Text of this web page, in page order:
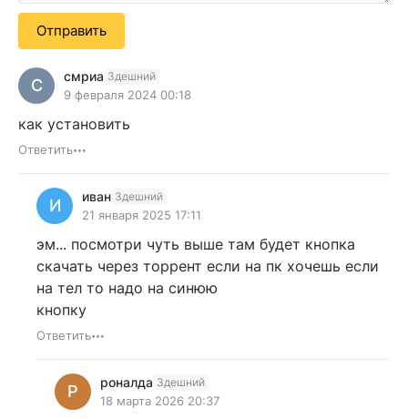
Отправить
С смриа Здешний
9 февраля 2024 00:18
как установить
Ответить
И иван Здешний
21 января 2025 17:11
эм... посмотри чуть выше там будет кнопка
скачать через торрент если на пк хочешь если
на тел то надо на синюю
кнопку
Ответить
Р роналда Здешний
18 марта 2026 20:37